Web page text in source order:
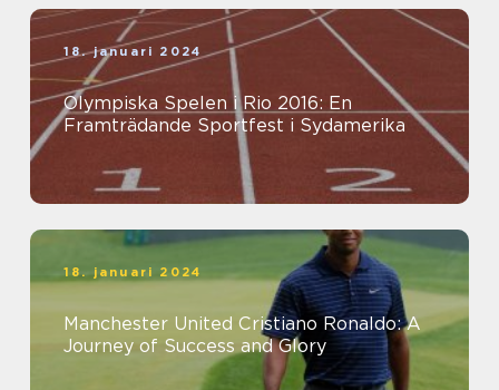
18. januari 2024
Olympiska Spelen i Rio 2016: En
Framträdande Sportfest i Sydamerika
18. januari 2024
Manchester United Cristiano Ronaldo: A
Journey of Success and Glory